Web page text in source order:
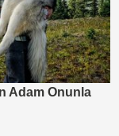
Adam Onunla